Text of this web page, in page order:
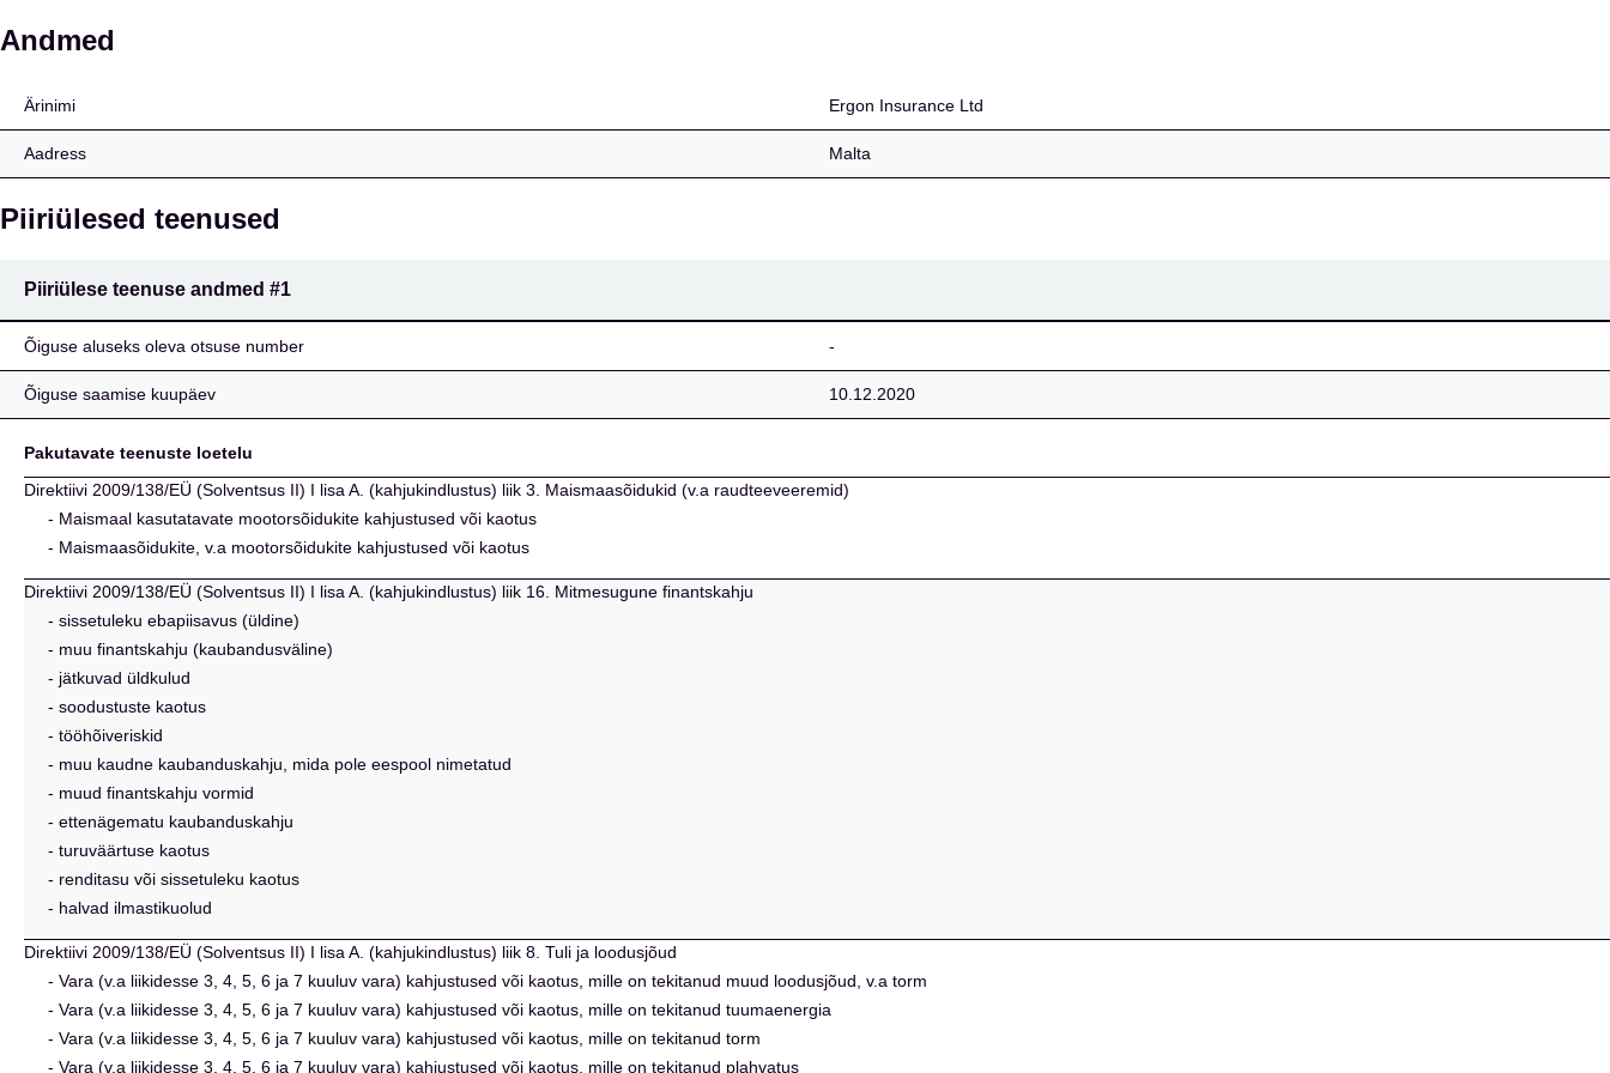
Ergon Insurance Ltd
Andmed
Ärinimi Ergon Insurance Ltd
Aadress Malta
Piiriülesed teenused
Piiriülese teenuse andmed #1
Õiguse aluseks oleva otsuse number -
Õiguse saamise kuupäev 10.12.2020
Pakutavate teenuste loetelu
Direktiivi 2009/138/EÜ (Solventsus II) I lisa A. (kahjukindlustus) liik 3. Maismaasõidukid (v.a raudteeveeremid)
- Maismaal kasutatavate mootorsõidukite kahjustused või kaotus
- Maismaasõidukite, v.a mootorsõidukite kahjustused või kaotus
Direktiivi 2009/138/EÜ (Solventsus II) I lisa A. (kahjukindlustus) liik 16. Mitmesugune finantskahju
- sissetuleku ebapiisavus (üldine)
- muu finantskahju (kaubandusväline)
- jätkuvad üldkulud
- soodustuste kaotus
- tööhõiveriskid
- muu kaudne kaubanduskahju, mida pole eespool nimetatud
- muud finantskahju vormid
- ettenägematu kaubanduskahju
- turuväärtuse kaotus
- renditasu või sissetuleku kaotus
- halvad ilmastikuolud
Direktiivi 2009/138/EÜ (Solventsus II) I lisa A. (kahjukindlustus) liik 8. Tuli ja loodusjõud
- Vara (v.a liikidesse 3, 4, 5, 6 ja 7 kuuluv vara) kahjustused või kaotus, mille on tekitanud muud loodusjõud, v.a torm
- Vara (v.a liikidesse 3, 4, 5, 6 ja 7 kuuluv vara) kahjustused või kaotus, mille on tekitanud tuumaenergia
- Vara (v.a liikidesse 3, 4, 5, 6 ja 7 kuuluv vara) kahjustused või kaotus, mille on tekitanud torm
- Vara (v.a liikidesse 3, 4, 5, 6 ja 7 kuuluv vara) kahjustused või kaotus, mille on tekitanud plahvatus